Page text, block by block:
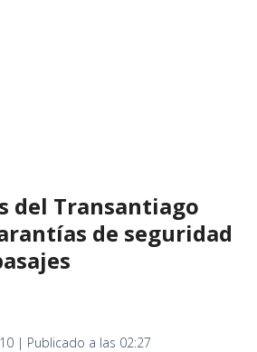
del Transantiago
de seguridad
| Publicado a las 02:27